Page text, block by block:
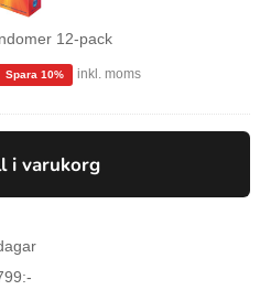
12-pack
Det
priset
89 kr.
inkl. moms
i varukorg